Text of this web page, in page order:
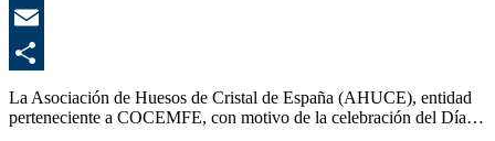
La Asociación de Huesos de Cristal de España (AHUCE), entidad
perteneciente a COCEMFE, con motivo de la celebración del Día…